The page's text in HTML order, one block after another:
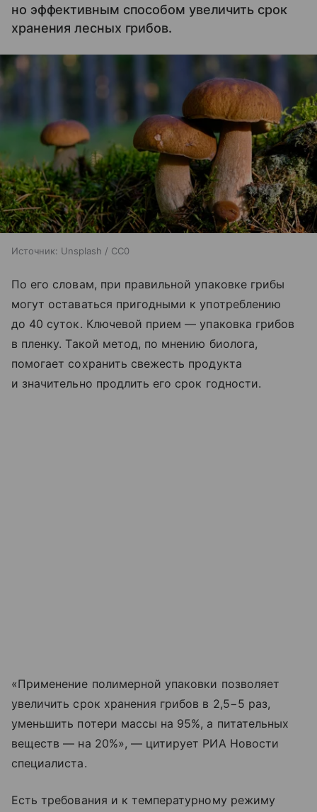
но эффективным способом увеличить срок
хранения лесных грибов.
Источник: Unsplash / CC0
По его словам, при правильной упаковке грибы
могут оставаться пригодными к употреблению
до 40 суток. Ключевой прием — упаковка грибов
в пленку. Такой метод, по мнению биолога,
помогает сохранить свежесть продукта
и значительно продлить его срок годности.
«Применение полимерной упаковки позволяет
увеличить срок хранения грибов в 2,5−5 раз,
уменьшить потери массы на 95%, а питательных
веществ — на 20%», — цитирует РИА Новости
специалиста.
Есть требования и к температурному режиму